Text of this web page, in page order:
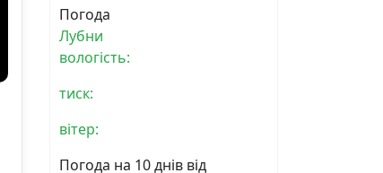
Погода
Лубни
вологість:
тиск:
вітер:
Погода на 10 днів від